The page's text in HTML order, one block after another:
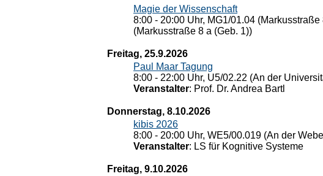
Magie der Wissenschaft
8:00 - 20:00 Uhr, MG1/01.04
(Markusstraße 8 a (Geb. 1))
Freitag, 25.9.2026
Paul Maar Tagung
8:00 - 22:00 Uhr, U5/02.22 (An der
Veranstalter: Prof. Dr. Andrea Bartl
Donnerstag, 8.10.2026
kibis 2026
8:00 - 20:00 Uhr, WE5/00.019 (An der
Veranstalter: LS für Kognitive Systeme
Freitag, 9.10.2026